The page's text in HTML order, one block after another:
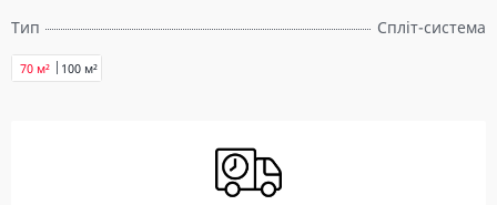
Тип
Спліт-система
70 м² 100 м²